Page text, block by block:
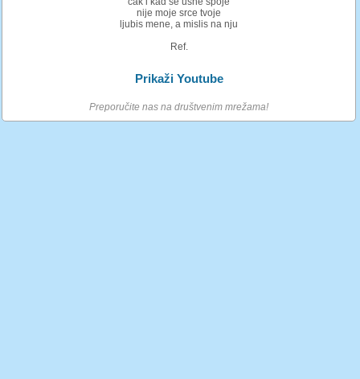
nije moje srce tvoje
ljubis mene, a mislis na nju
Ref.
Prikaži Youtube
Preporučite nas na društvenim mrežama!